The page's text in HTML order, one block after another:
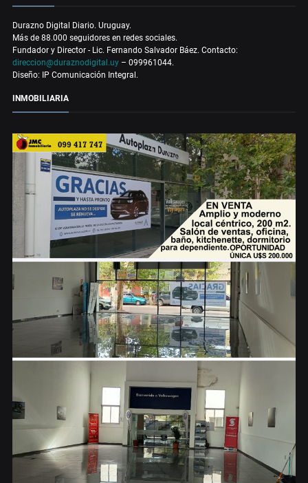
Durazno Digital Diario. Uruguay.
Más de 88.000 seguidores en redes sociales.
Fundador y Director - Lic. Fernando Salvador Báez. Contacto:
direccion@duraznodigital.uy – 099961044.
Diseño: IP Comunicación Integral.
INMOBILIARIA